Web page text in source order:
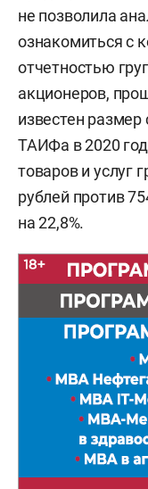
не позволила
ознакомиться с
отчетностью
акционеров,
известен
ТАИФа в 2020
товаров и услуг
рублей против
на 22,8%.